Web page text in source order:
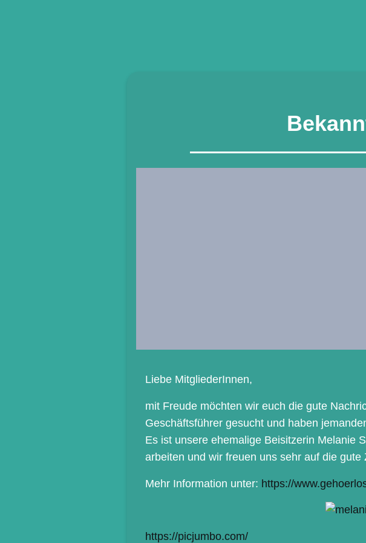
Liebe MitgliederInnen,
mit Freude möchten wir euch die gute
Geschäftsführer gesucht und haben
Es ist unsere ehemalige Beisitzerin Melanie
arbeiten und wir freuen uns sehr auf die gute
Mehr Information unter: https://
https://picjumbo.com/